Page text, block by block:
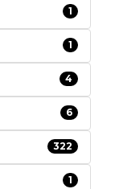
1
1
4
6
322
1